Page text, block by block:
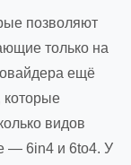
позволяют
только на
ещё
которые
видов
— 6in4 и 6to4. У